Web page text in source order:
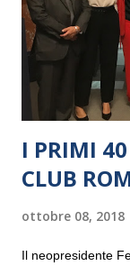
I PRIMI
CLUB
ottobre 08, 2018
Il neopresidente